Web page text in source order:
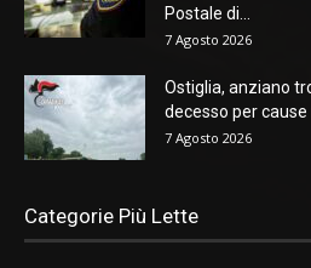
Postale di...
7 Agosto 2026
Ostiglia, anziano
decesso per cause
7 Agosto 2026
Categorie Più Lette